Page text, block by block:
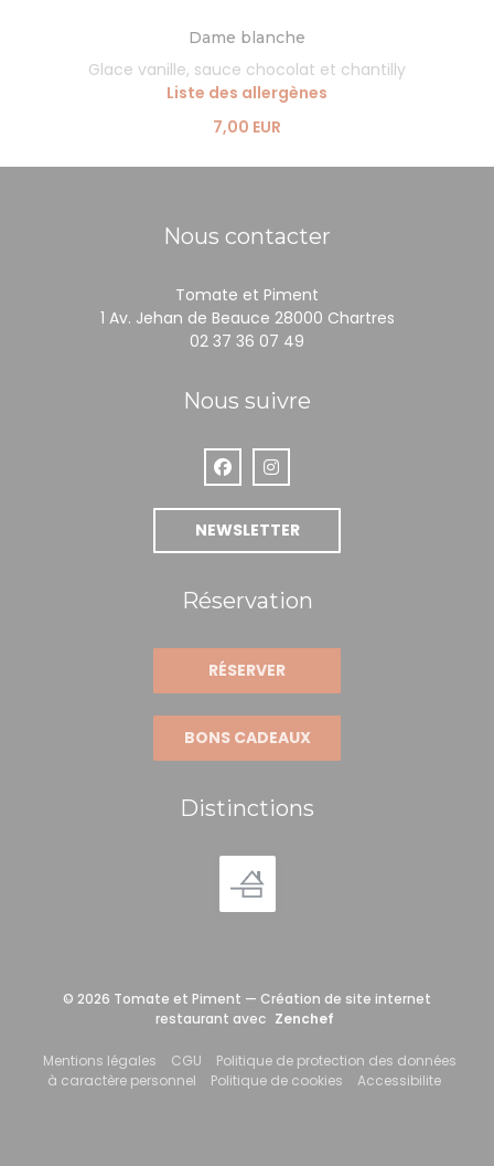
Dame blanche
Glace vanille, sauce chocolat et chantilly
Liste des allergènes
7,00 EUR
Nous contacter
Tomate et Piment
1 Av. Jehan de Beauce 28000 Chartres((ouvre une
02 37 36 07 49
Nous suivre
Facebook ((ouvre une nouvelle
Instagram ((ouvre une
NEWSLETTER
Réservation
RÉSERVER
BONS CADEAUX
Distinctions
© 2026 Tomate et Piment — Création de site internet
restaurant avec Zenchef((ouvre une nouvelle
Mentions légales ((ouvre une nouvelle fenêtre))
CGU ((ouvre une nouvelle fenêtre))
Politique de protection des données
à caractère personnel ((ouvre une nouvelle fenêtre))
Politique de cookies ((ouvre une nouvelle
Accessibilite((ouvre